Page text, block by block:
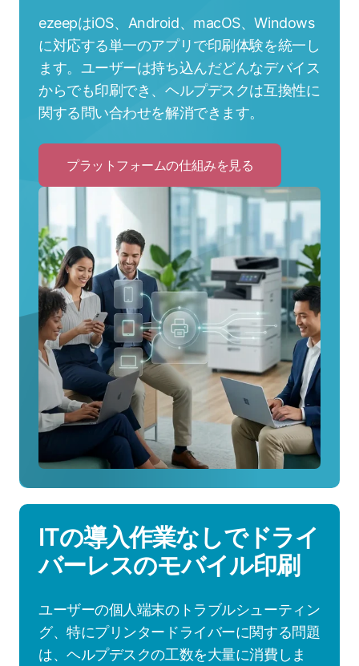
ezeepはiOS、Android、macOS、Windows
に対応する単一のアプリで印刷体験を統一し
ます。ユーザーは持ち込んだどんなデバイス
からでも印刷でき、ヘルプデスクは互換性に
関する問い合わせを解消できます。
プラットフォームの仕組みを見る
to
プ
ト
フ
ォ
ー
ム
仕
組
を
見
る
ITの導入作業なしでドライ
バーレスのモバイル印刷
ユーザーの個人端末のトラブルシューティン
グ、特にプリンタードライバーに関する問題
は、ヘルプデスクの工数を大量に消費しま